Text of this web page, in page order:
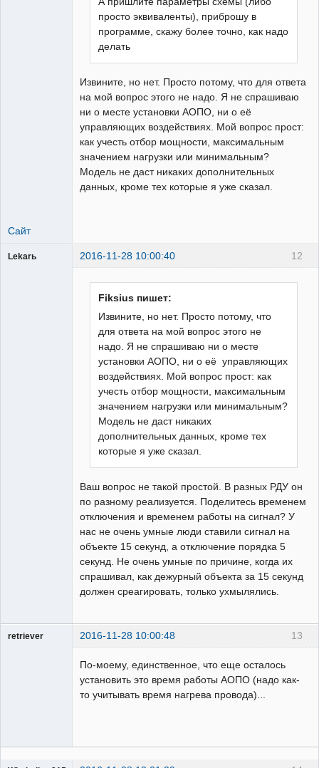
просто эквиваленты), приброшу в
программе, скажу более точно, как надо
делать
Извините, но нет. Просто потому, что для ответа
на мой вопрос этого не надо. Я не спрашиваю
ни о месте установки АОПО, ни о её
управляющих воздействиях. Мой вопрос прост:
как учесть отбор мощности, максимальным
значением нагрузки или минимальным?
Модель не даст никаких дополнительных
данных, кроме тех которые я уже сказал.
Сайт
12
Lekarь 2016-11-28 10:00:40
Fiksius пишет:
Извините, но нет. Просто потому, что
для ответа на мой вопрос этого не
надо. Я не спрашиваю ни о месте
установки АОПО, ни о её управляющих
воздействиях. Мой вопрос прост: как
учесть отбор мощности, максимальным
значением нагрузки или минимальным?
Модель не даст никаких
дополнительных данных, кроме тех
которые я уже сказал.
Ваш вопрос не такой простой. В разных РДУ он
по разному реализуется. Поделитесь временем
отключения и временем работы на сигнал? У
нас не очень умные люди ставили сигнал на
объекте 15 секунд, а отключение порядка 5
секунд. Не очень умные по причине, когда их
спрашивал, как дежурный объекта за 15 секунд
должен среагировать, только ухмылялись.
13
retriever 2016-11-28 10:00:48
По-моему, единственное, что еще осталось
установить это время работы АОПО (надо как-
то учитывать время нагрева провода)...